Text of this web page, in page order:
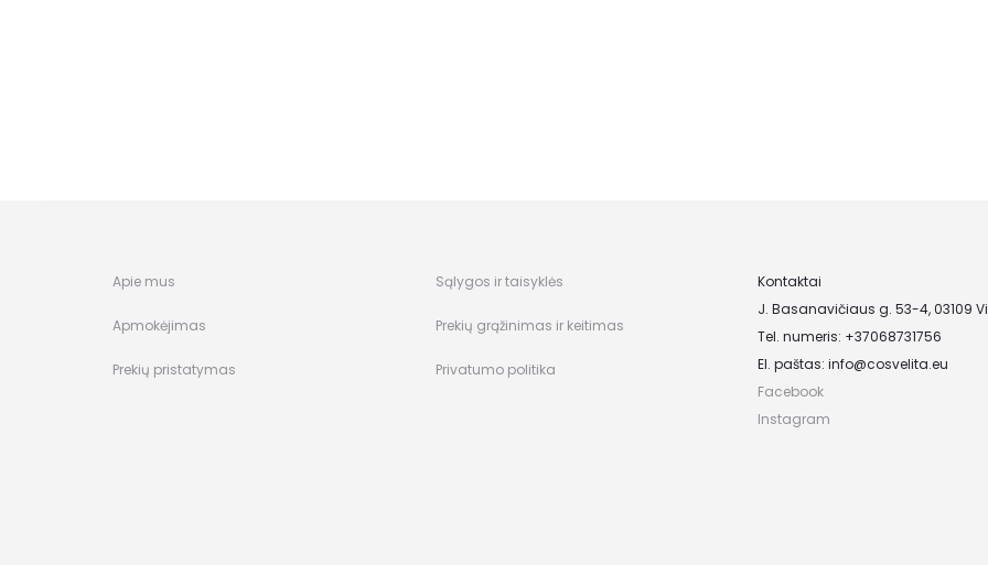
Apie mus
Apmokėjimas
Prekių pristatymas
Sąlygos ir taisyklės
Prekių grąžinimas ir keitimas
Privatumo politika
Kontaktai
J. Basanavičiaus g. 53-4, 03109
Tel. numeris: +37068731756
El. paštas: info@cosvelita.eu
Facebook
Instagram